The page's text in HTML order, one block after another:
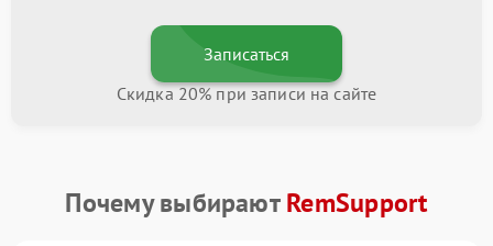
Записаться
Скидка 20% при записи на сайте
Почему выбираютRemSupport